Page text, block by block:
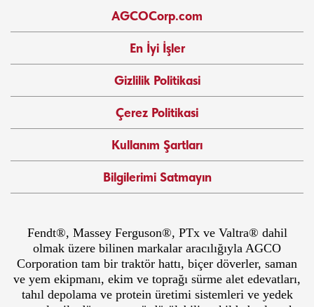
AGCOCorp.com
En İyi İşler
Gizlilik Politikasi
Çerez Politikasi
Kullanım Şartları
Bilgilerimi Satmayın
Fendt®, Massey Ferguson®, PTx ve Valtra® dahil
olmak üzere bilinen markalar aracılığıyla AGCO
Corporation tam bir traktör hattı, biçer döverler, saman
ve yem ekipmanı, ekim ve toprağı sürme alet edevatları,
tahıl depolama ve protein üretimi sistemleri ve yedek